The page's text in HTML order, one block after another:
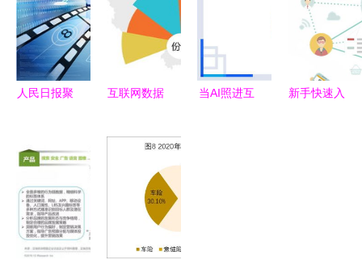
路径
的核心能力
与实践
人民日报聚
逛淘宝一样
便捷“逛政
府”，龙讯
（Lonsun）
互联网数据
售份额 数
示的市场格
局与趋势
当AI照进互
新手快速入